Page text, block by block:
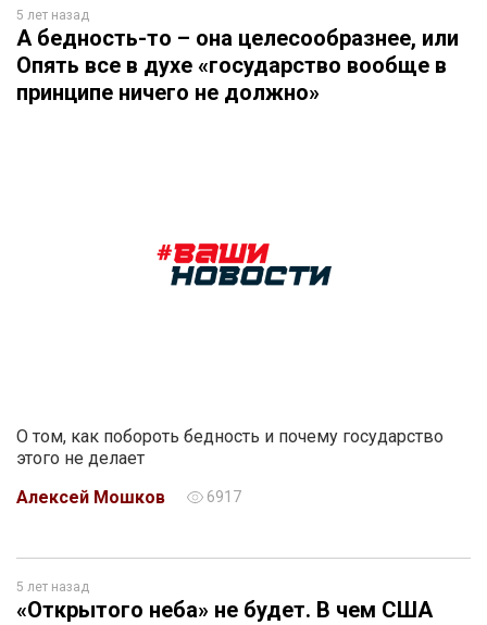
5 лет назад
А бедность-то – она целесообразнее, или
Опять все в духе «государство вообще в
принципе ничего не должно»
О том, как побороть бедность и почему государство
этого не делает
Алексей Мошков
6917
5 лет назад
«Открытого неба» не будет. В чем США